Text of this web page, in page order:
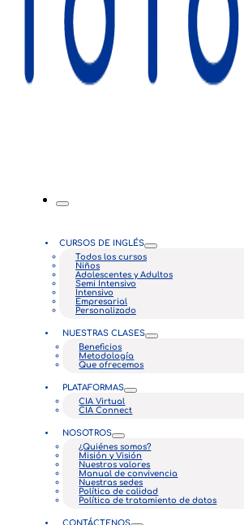
CURSOS DE INGLÉS
Todos los cursos
Niños
Adolescentes y Adultos
Semi Intensivo
Intensivo
Empresarial
Personalizado
NUESTRAS CLASES
Beneficios
Metodología
Que ofrecemos
PLATAFORMAS
CIA Virtual
CIA Connect
NOSOTROS
¿Quiénes somos?
Misión y Visión
Nuestros valores
Manual de convivencia
Nuestras sedes
Política de calidad
Política de tratamiento de datos
CONTÁCTENOS